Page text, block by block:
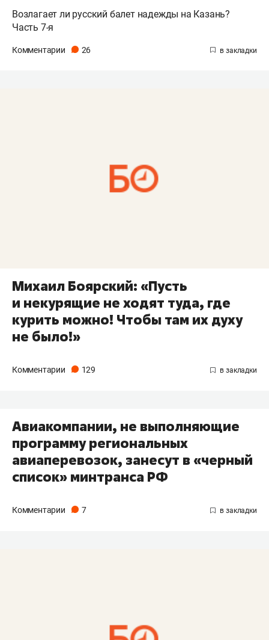
Возлагает ли русский балет надежды на Казань?
Часть 7-я
Комментарии 26
Михаил Боярский: «Пусть
и некурящие не ходят туда, где
курить можно! Чтобы там их духу
не было!»
Комментарии 129
Авиакомпании, не выполняющие
программу региональных
авиаперевозок, занесут в «черный
список» минтранса РФ
Комментарии 7